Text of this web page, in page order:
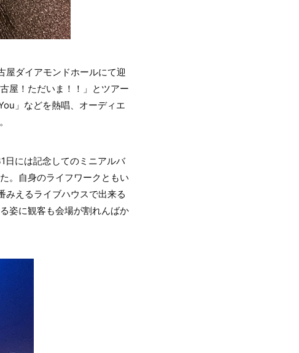
屋ダイアモンドホールにて迎
屋！ただいま！！」とツアー
」などを熱唱、オーディエ
日には記念してのミニアルバ
。自身のライフワークともい
みえるライブハウスで出来る
姿に観客も会場が割れんばか